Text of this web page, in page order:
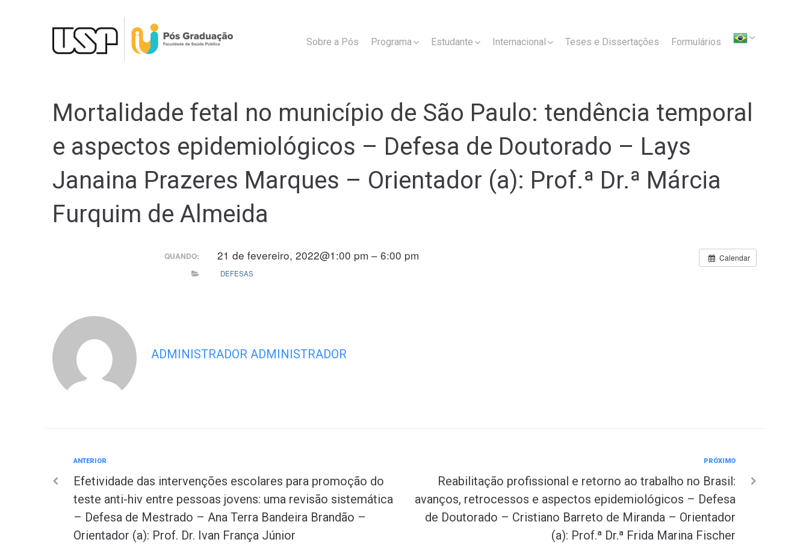
Sobre a Pós Programa Estudante Internacional Teses e Dissertações Formulários
Mortalidade fetal no município de São Paulo: tendência temporal
e aspectos epidemiológicos – Defesa de Doutorado – Lays
Janaina Prazeres Marques – Orientador (a): Prof.ª Dr.ª Márcia
Furquim de Almeida
Calendar
QUANDO: 21 de fevereiro, 2022@1:00 pm – 6:00 pm
DEFESAS
ADMINISTRADOR ADMINISTRADOR
Navegação
de
Post
Anterior
ANTERIOR
Efetividade das intervenções escolares para promoção do
teste anti-hiv entre pessoas jovens: uma revisão sistemática
– Defesa de Mestrado – Ana Terra Bandeira Brandão –
Orientador (a): Prof. Dr. Ivan França Júnior
PRÓXIMO
Reabilitação profissional e retorno ao trabalho no Brasil:
avanços, retrocessos e aspectos epidemiológicos – Defesa
de Doutorado – Cristiano Barreto de Miranda – Orientador
(a): Prof.ª Dr.ª Frida Marina Fischer